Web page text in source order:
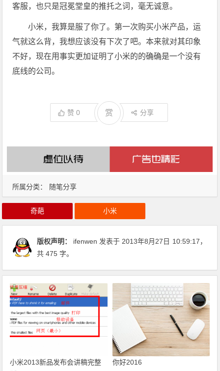
所属分类： 随笔分享
客服，也只是冠冕堂皇的推托之词，毫无诚意。
小米，我算是服了你了。第一次购买小米产品，运
气就这么背，我想应该没有下次了吧。本来就对其印象
不好，现在用事实更加证明了小米的的确确是一个没有
底线的公司。
赞0 赏 分享
奇葩 小米
版权声明： ifenwen 发表于 2013年8月27日 10:59:17，
共 475 字。
小米2013新品发布会讲稿完整
你好2016